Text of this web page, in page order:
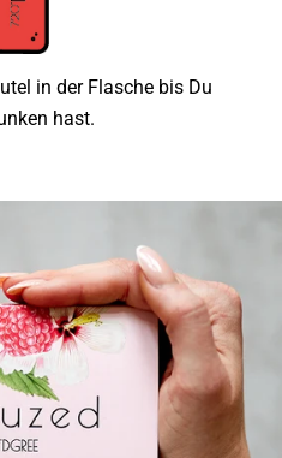
in der Flasche bis Du
hast.